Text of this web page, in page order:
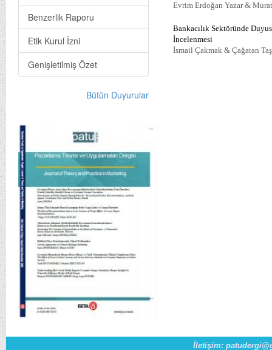
Benzerlik Raporu
Etik Kurul İzni
Genişletilmiş Özet
Bütün Duyurular
Evrim Erdoğan Yazar &
Bankacılık Sektöründe
İncelenmesi
İsmail Çakmak & Çağatan
İletişim: